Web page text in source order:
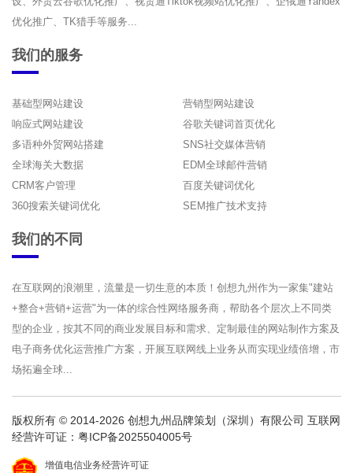
优化推广、TK猎手等服务...
我们的服务
基础型网站建设
营销型网站建设
响应式网站建设
谷歌关键词首页优化
多语种外贸网站搭建
SNS社交媒体营销
全球海关大数据
EDM全球邮件营销
CRM客户管理
百度关键词优化
360搜索关键词优化
SEM推广技术支持
我们的不同
在互联网的浪潮里，流量是一切生意的本质！创想九州作为一家集"建站
+整合+营销+运营"为一体的综合性网络服务商，帮助各个层次上不同类
型的企业，按其不同的商业发展目标和需求、定制最佳的网站制作方案及
电子商务优化运营推广方案，开展互联网线上业务从而实现业绩倍增，市
场拓遍全球...
版权所有 © 2014-2026 创想九州品牌策划（深圳）有限公司 互联网
经营许可证： 粤ICP备2025504005号
增值电信业务经营许可证